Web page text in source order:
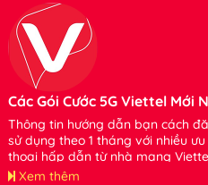
Các Gói Cước 5G Viettel Mới
Thông tin hướng dẫn bạn cách
sử dụng theo 1 tháng với nhiều
thoại hấp dẫn từ nhà mạng
ký sử dụng nhé
Xem thêm